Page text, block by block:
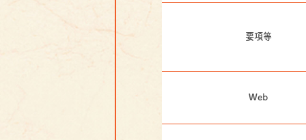
要項等
Web